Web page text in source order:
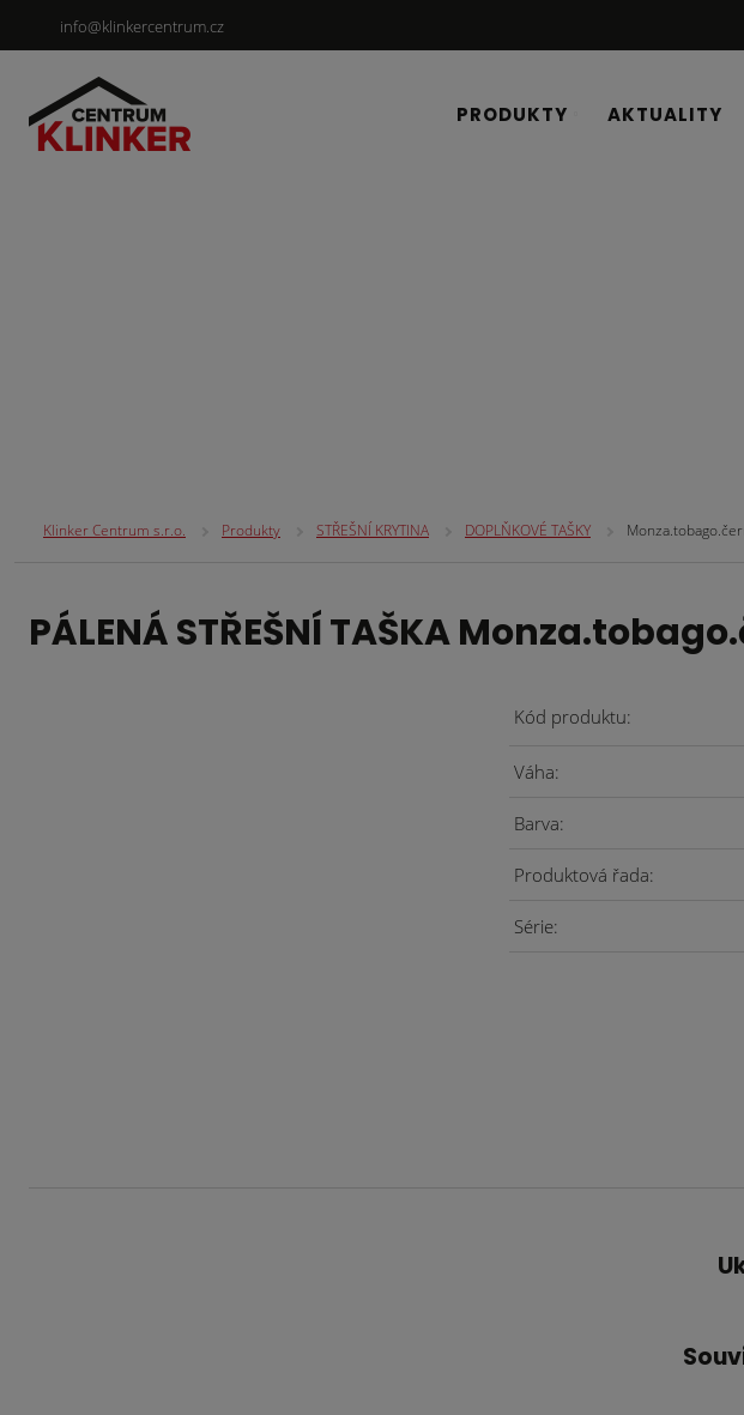
info@klinkercentrum.cz
PRODUKTY AKTUALITY
Klinker Centrum s.r.o. Produkty STŘEŠNÍ KRYTINA DOPLŇKOVÉ TAŠKY
PÁLENÁ STŘEŠNÍ TAŠKA
Kód produktu
Váha
Barva
Produktová řada
Série